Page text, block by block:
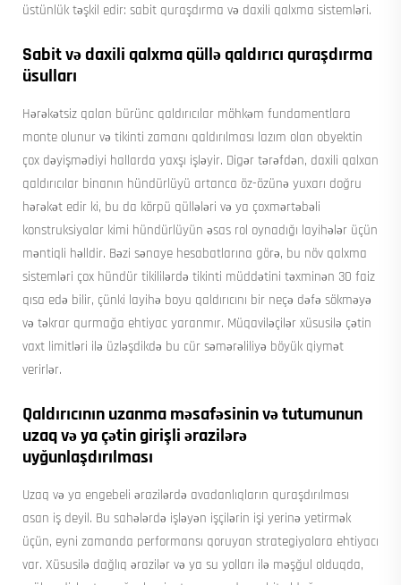
üstünlük təşkil edir: sabit quraşdırma və daxili qalxma sistemləri.
Sabit və daxili qalxma qüllə qaldırıcı quraşdırma
üsulları
Hərəkətsiz qalan bürünc qaldırıcılar möhkəm fundamentlara
monte olunur və tikinti zamanı qaldırılması lazım olan obyektin
çox dəyişmədiyi hallarda yaxşı işləyir. Digər tərəfdən, daxili qalxan
qaldırıcılar binanın hündürlüyü artanca öz-özünə yuxarı doğru
hərəkət edir ki, bu da körpü qüllələri və ya çoxmərtəbəli
konstruksiyalar kimi hündürlüyün əsas rol oynadığı layihələr üçün
məntiqli həlldir. Bəzi sənaye hesabatlarına görə, bu növ qalxma
sistemləri çox hündür tikililərdə tikinti müddətini təxminən 30 faiz
qısa edə bilir, çünki layihə boyu qaldırıcını bir neçə dəfə sökməyə
və təkrar qurmağa ehtiyac yaranmır. Müqaviləçilər xüsusilə çətin
vaxt limitləri ilə üzləşdikdə bu cür səmərəliliyə böyük qiymət
verirlər.
Qaldırıcının uzanma məsafəsinin və tutumunun
uzaq və ya çətin girişli ərazilərə
uyğunlaşdırılması
Uzaq və ya engebeli ərazilərdə avadanlıqların quraşdırılması
asan iş deyil. Bu sahələrdə işləyən işçilərin işi yerinə yetirmək
üçün, eyni zamanda performansı qoruyan strategiyalara ehtiyacı
var. Xüsusilə dağlıq ərazilər və ya su yolları ilə məşğul olduqda,